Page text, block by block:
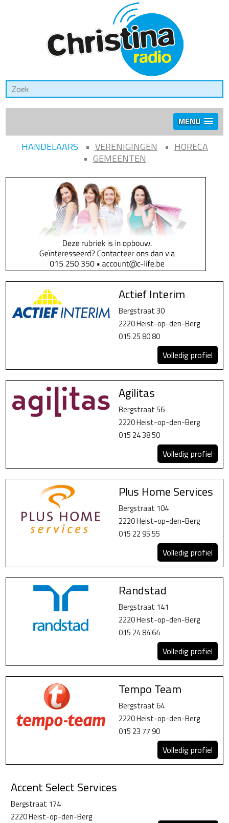
MENU
HANDELAARS VERENIGINGEN
HORECA
GEMEENTEN
Actief Interim
Bergstraat 30
2220 Heist-op-den-Berg
015 25 80 80
Volledig profiel
Agilitas
Bergstraat 56
2220 Heist-op-den-Berg
015 24 38 50
Volledig profiel
Plus Home Services
Bergstraat 104
2220 Heist-op-den-Berg
015 22 95 55
Volledig profiel
Randstad
Bergstraat 141
2220 Heist-op-den-Berg
015 24 84 64
Volledig profiel
Tempo Team
Bergstraat 64
2220 Heist-op-den-Berg
015 23 77 90
Volledig profiel
Accent Select Services
Bergstraat 174
2220 Heist-op-den-Berg